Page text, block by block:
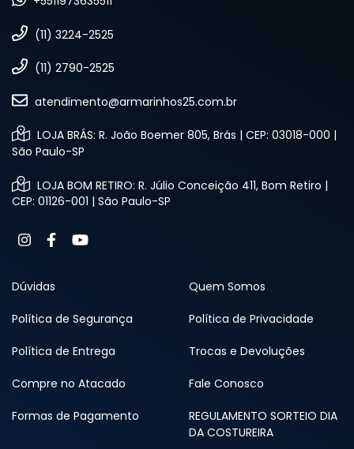
(11) 3224-2525
(11) 2790-2525
atendimento@armarinhos25.com.br
LOJA BRÁS: R. João Boemer 805, Brás | CEP: 03018-000 |
São Paulo-SP
LOJA BOM RETIRO: R. Júlio Conceição 411, Bom Retiro |
CEP: 01126-001 | São Paulo-SP
Dúvidas Quem Somos
Política de Segurança Política de Privacidade
Política de Entrega Trocas e Devoluções
Compre no Atacado Fale Conosco
Formas de Pagamento
REGULAMENTO SORTEIO DIA
DA COSTUREIRA